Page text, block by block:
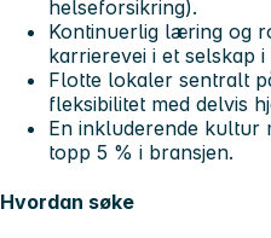
helseforsikring).
Kontinuerlig læring og
karrierevei i et selskap i
Flotte lokaler sentralt
fleksibilitet med delvis
En inkluderende kultur
topp 5 % i bransjen.
Hvordan søke